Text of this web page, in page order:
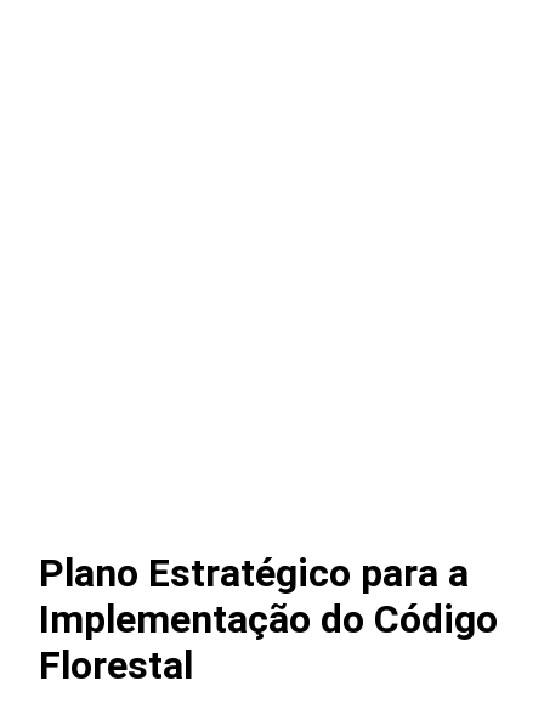
Plano Estratégico para a
Implementação do Código
Florestal